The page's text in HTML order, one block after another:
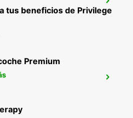
tus beneficios de Privilege
Premium